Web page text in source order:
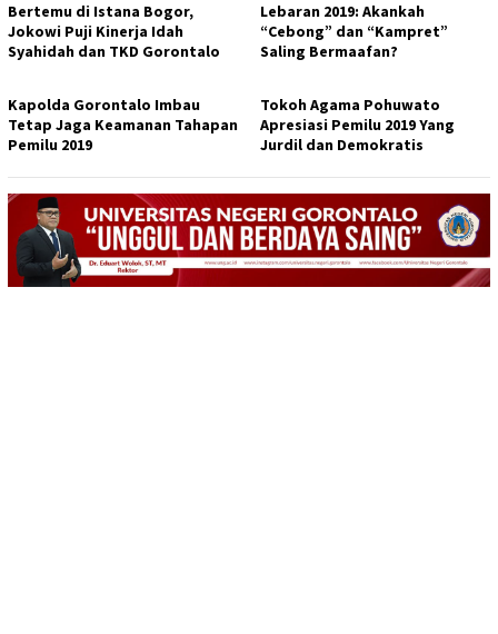
Bertemu di Istana Bogor,
Jokowi Puji Kinerja Idah
Syahidah dan TKD Gorontalo
Lebaran 2019: Akankah
“Cebong” dan “Kampret”
Saling Bermaafan?
Kapolda Gorontalo Imbau
Tetap Jaga Keamanan Tahapan
Pemilu 2019
Tokoh Agama Pohuwato
Apresiasi Pemilu 2019 Yang
Jurdil dan Demokratis